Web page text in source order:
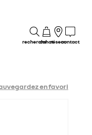
rechercheachatréseaucontact
en favori